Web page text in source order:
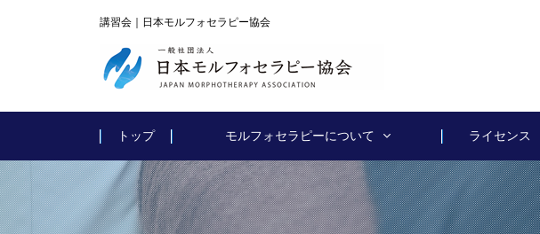
講習会｜日本モルフォセラピー協会
トップ モルフォセラピーについて ライセンス